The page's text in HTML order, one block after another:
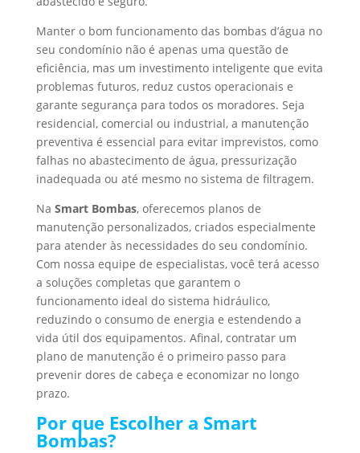
Manter o bom funcionamento das bombas d’água no
seu condomínio não é apenas uma questão de
eficiência, mas um investimento inteligente que evita
problemas futuros, reduz custos operacionais e
garante segurança para todos os moradores. Seja
residencial, comercial ou industrial, a manutenção
preventiva é essencial para evitar imprevistos, como
falhas no abastecimento de água, pressurização
inadequada ou até mesmo no sistema de filtragem.
Na Smart Bombas, oferecemos planos de
manutenção personalizados, criados especialmente
para atender às necessidades do seu condomínio.
Com nossa equipe de especialistas, você terá acesso
a soluções completas que garantem o
funcionamento ideal do sistema hidráulico,
reduzindo o consumo de energia e estendendo a
vida útil dos equipamentos. Afinal, contratar um
plano de manutenção é o primeiro passo para
prevenir dores de cabeça e economizar no longo
prazo.
Por que Escolher a Smart
Bombas?